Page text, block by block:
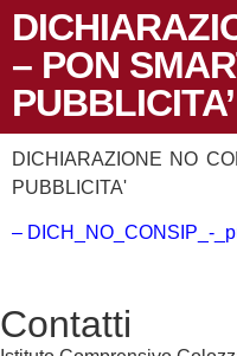
– PON
PUBBLICITA’
DICHIARAZIONE NO
PUBBLICITA'
– DICH_NO_CONSIP_-
Contatti